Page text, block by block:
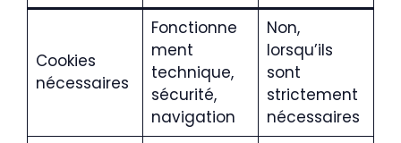
Cookies
nécessaires
Fonctionne
ment
technique,
sécurité,
navigation
Non,
lorsqu’ils
sont
strictement
nécessaires